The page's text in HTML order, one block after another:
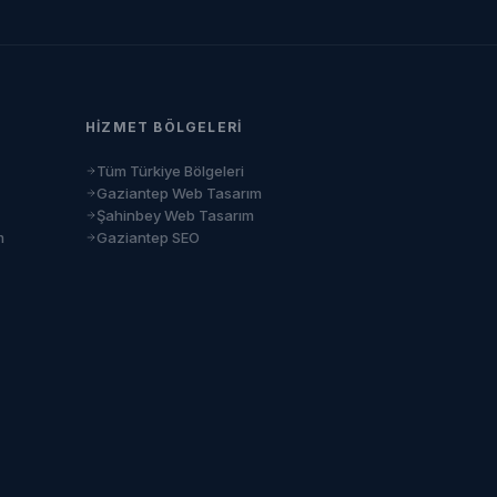
HIZMET BÖLGELERI
Tüm Türkiye Bölgeleri
Gaziantep Web Tasarım
Şahinbey Web Tasarım
Gaziantep SEO